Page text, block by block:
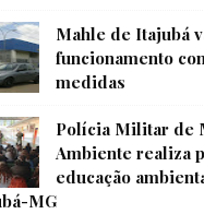
Mahle de Itajubá
funcionamento
medidas
Polícia Militar de
Ambiente realiza
educação
MG